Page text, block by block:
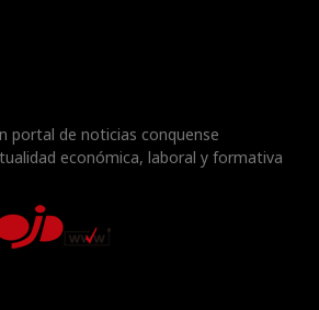
portal de noticias conquense
económica, laboral y formativa